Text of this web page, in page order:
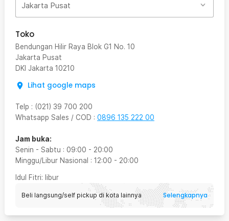
Jakarta Pusat
Toko
Bendungan Hilir Raya Blok G1 No. 10
Jakarta Pusat
DKI Jakarta 10210
Lihat google maps
Telp : (021) 39 700 200
Whatsapp Sales / COD : 0896 135 222 00
Jam buka:
Senin - Sabtu : 09:00 - 20:00
Minggu/Libur Nasional : 12:00 - 20:00
Idul Fitri: libur
Beli langsung/self pickup di kota lainnya Selengkapnya